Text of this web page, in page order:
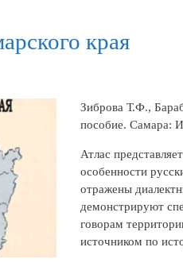
края
Зиброва Т.Ф.,
пособие. Самара:
Атлас
особенности
отражены
демонстрируют
говорам
источником по